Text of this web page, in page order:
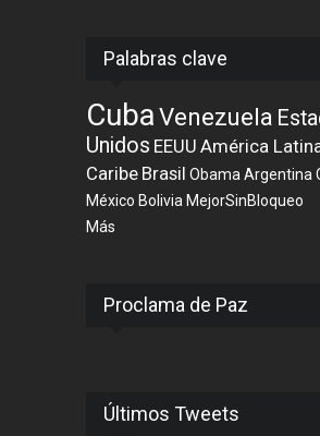
Palabras clave
CubaVenezuela
Unidos EEUU América
Caribe Brasil Obama Argentina
México Bolivia MejorSinBloqueo
Más
Proclama de Paz
Últimos Tweets